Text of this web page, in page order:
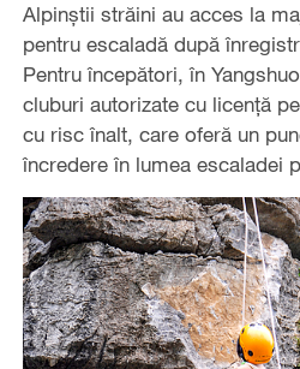
Alpinștii străini au acces la
pentru escaladă după
Pentru începători, în
cluburi autorizate cu licență
cu risc înalt, care oferă un
încredere în lumea escaladei